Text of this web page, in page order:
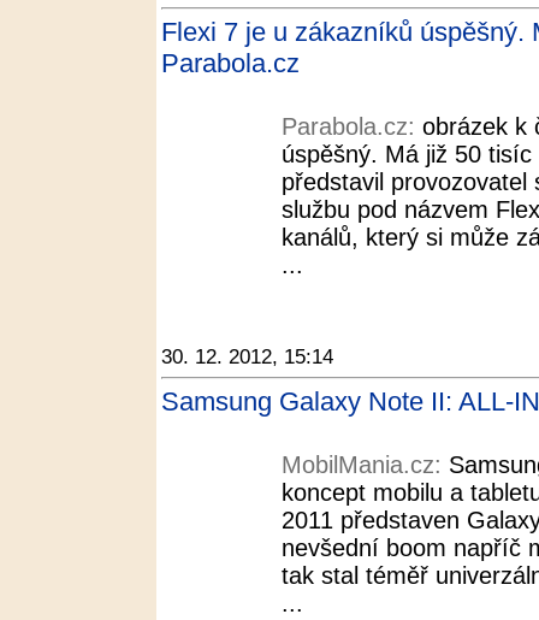
Flexi 7 je u zákazníků úspěšný.
Parabola.cz
Parabola.cz: obrázek k
úspěšný. Má již 50
představil
službu pod názvem
kanálů, který si může
...
30. 12. 2012, 15:14
Samsung Galaxy Note II: ALL-
MobilMania.cz:
koncept mobilu a
2011 představen
nevšední boom napříč
tak stal téměř
...